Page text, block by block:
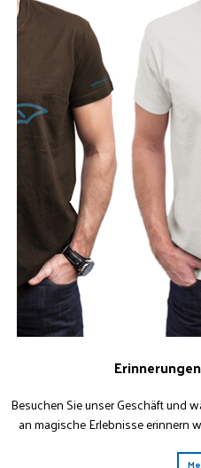
Besuchen Sie unser Geschäft und
an magische Erlebnisse erinnern